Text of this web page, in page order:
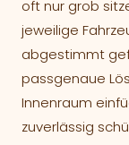
oft nur grob
jeweilige
abgestimmt
passgenaue
Innenraum
zuverlässig